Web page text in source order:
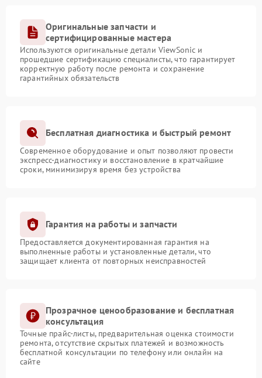
Оригинальные запчасти и
сертифицированные мастера
Используются оригинальные детали ViewSonic и
прошедшие сертификацию специалисты, что гарантирует
корректную работу после ремонта и сохранение
гарантийных обязательств
Бесплатная диагностика и быстрый ремонт
Современное оборудование и опыт позволяют провести
экспресс-диагностику и восстановление в кратчайшие
сроки, минимизируя время без устройства
Гарантия на работы и запчасти
Предоставляется документированная гарантия на
выполненные работы и установленные детали, что
защищает клиента от повторных неисправностей
Прозрачное ценообразование и бесплатная
консультация
Точные прайс-листы, предварительная оценка стоимости
ремонта, отсутствие скрытых платежей и возможность
бесплатной консультации по телефону или онлайн на
сайте